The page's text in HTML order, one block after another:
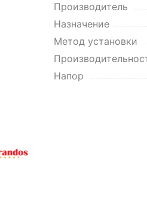
Производитель
Назначение
Метод установки
Напор